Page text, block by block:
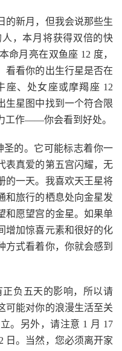
的新月，但我会说那些生
，本月将获得双倍的快
命月亮在双鱼座 12 度，
看看你的出生行星是否在
座、处女座或摩羯座 12
生星图中找到一个符合限
工作——你会看到好处。
圣的。它可能标志着你一
表真爱的第五宫闪耀，无
的一天。我喜欢天王星将
和旅行的栖息处向金星发
和愿望宫的金星。如果单
增加惊喜元素和很好的化
方式看着你，你就会感到
正负五天的影响，所以请
可能对你的浪漫生活至关
。另外，请注意 1 月 17
日。当然，您必须离开家